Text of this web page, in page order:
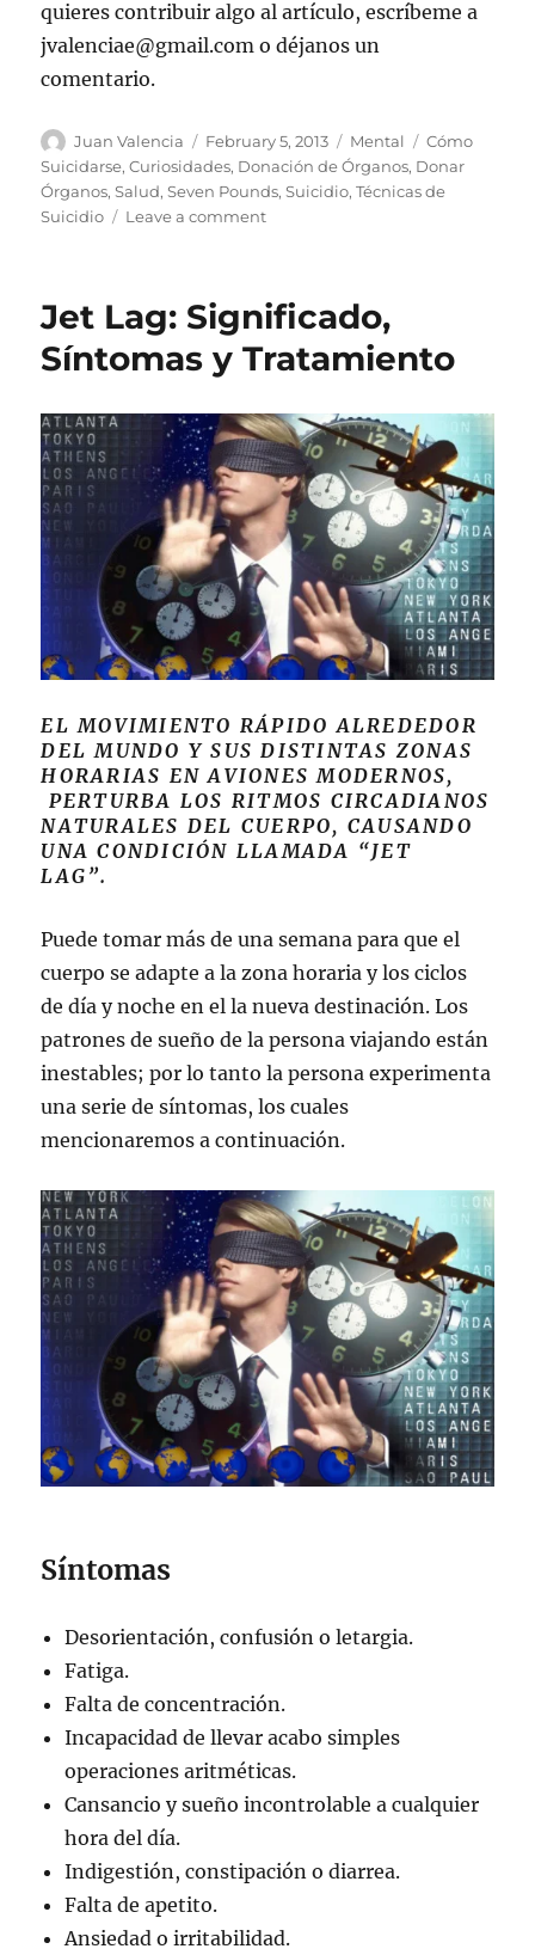
quieres contribuir algo al artículo, escríbeme a
jvalenciae@gmail.com o déjanos un
comentario.
Author
Juan Valencia
Posted
on
February 5, 2013 Categories
Mental Tags
Cómo
Suicidarse,Curiosidades, Donación de Órganos, Donar
Órganos,Salud,Seven Pounds,Suicidio,Técnicas de
Suicidio
Leave a commenton
Permitir
Donación
Órganos
Jet Lag: Significado,
Síntomas y Tratamiento
EL MOVIMIENTO RÁPIDO ALREDEDOR
DEL MUNDO Y SUS DISTINTAS ZONAS
HORARIAS EN AVIONES MODERNOS,
PERTURBA LOS RITMOS CIRCADIANOS
NATURALES DEL CUERPO, CAUSANDO
UNA CONDICIÓN LLAMADA “JET
LAG”.
Puede tomar más de una semana para que el
cuerpo se adapte a la zona horaria y los ciclos
de día y noche en el la nueva destinación. Los
patrones de sueño de la persona viajando están
inestables; por lo tanto la persona experimenta
una serie de síntomas, los cuales
mencionaremos a continuación.
Síntomas
Desorientación, confusión o letargia.
Fatiga.
Falta de concentración.
Incapacidad de llevar acabo simples
operaciones aritméticas.
Cansancio y sueño incontrolable a cualquier
hora del día.
Indigestión, constipación o diarrea.
Falta de apetito.
Ansiedad o irritabilidad.